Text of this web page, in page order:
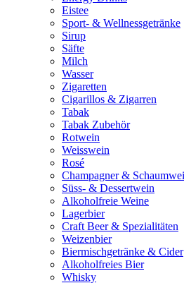
Eistee
Sport- & Wellnessgetränke
Sirup
Säfte
Milch
Wasser
Zigaretten
Cigarillos & Zigarren
Tabak
Tabak Zubehör
Rotwein
Weisswein
Rosé
Champagner &
Süss- & Dessertwein
Alkoholfreie Weine
Lagerbier
Craft Beer & Spezialitäten
Weizenbier
Biermischgetränke & Cider
Alkoholfreies Bier
Whisky